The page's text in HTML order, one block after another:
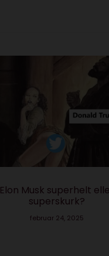
Elon Musk superhelt
superskurk?
februar 24, 2025